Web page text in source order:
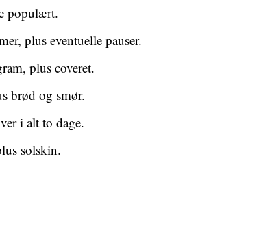
populært.
plus eventuelle pauser.
plus coveret.
brød og smør.
i alt to dage.
solskin.